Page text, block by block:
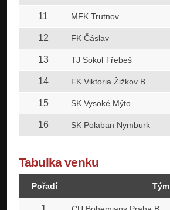
11 MFK Trutnov
12 FK Čáslav
13 TJ Sokol Třebeš
14 FK Viktoria Žižkov B
15 SK Vysoké Mýto
16 SK Polaban Nymburk
Tabulka venku
Pořadí Tým